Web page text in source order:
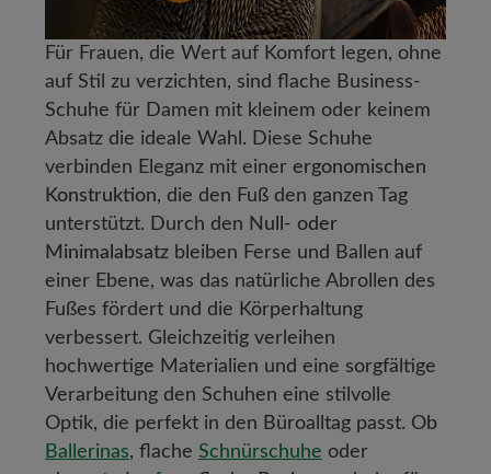
Für Frauen, die Wert auf Komfort legen, ohne
auf Stil zu verzichten, sind flache Business-
Schuhe für Damen mit kleinem oder keinem
Absatz die ideale Wahl. Diese Schuhe
verbinden Eleganz mit einer ergonomischen
Konstruktion, die den Fuß den ganzen Tag
unterstützt. Durch den Null- oder
Minimalabsatz bleiben Ferse und Ballen auf
einer Ebene, was das natürliche Abrollen des
Fußes fördert und die Körperhaltung
verbessert. Gleichzeitig verleihen
hochwertige Materialien und eine sorgfältige
Verarbeitung den Schuhen eine stilvolle
Optik, die perfekt in den Büroalltag passt. Ob
Ballerinas, flache Schnürschuhe oder